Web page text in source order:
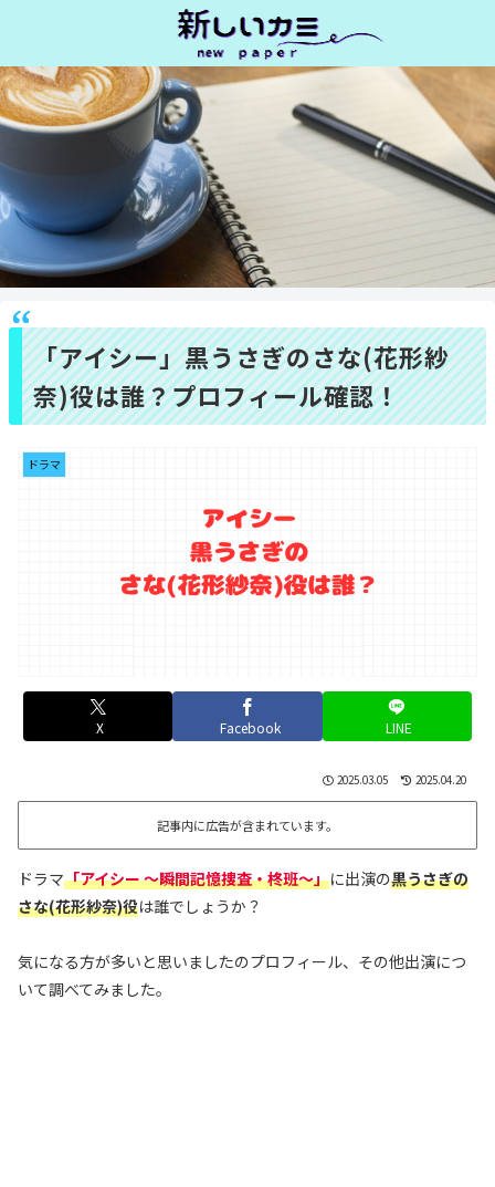
「アイシー」黒うさぎのさな(花形紗
奈)役は誰？プロフィール確認！
ドラマ
X Facebook LINE
2025.03.05 2025.04.20
記事内に広告が含まれています。
ドラマ「アイシー 〜瞬間記憶捜査・柊班〜」に出演の黒うさぎの
さな(花形紗奈)役は誰でしょうか？
気になる方が多いと思いましたのプロフィール、その他出演につ
いて調べてみました。